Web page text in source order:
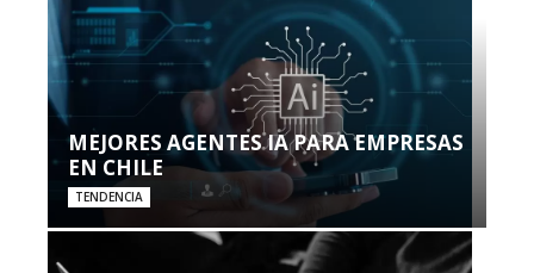
MEJORES AGENTES IA PARA EMPRESAS
EN CHILE
TENDENCIA